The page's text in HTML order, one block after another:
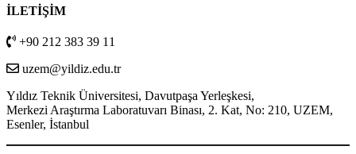
İLETİŞİM
+90 212 383 39 11
uzem@yildiz.edu.tr
Yıldız Teknik Üniversitesi, Davutpaşa Yerleşkesi,
Merkezi Araştırma Laboratuvarı Binası, 2. Kat, No: 210, UZEM,
Esenler, İstanbul